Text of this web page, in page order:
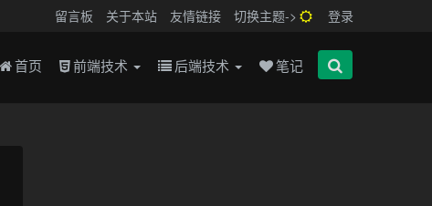
留言板 关于本站 友情链接 切换主题-> 登录
首页 前端技术 后端技术 笔记